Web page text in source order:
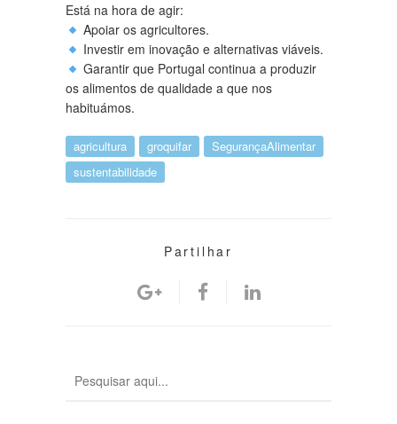
Está na hora de agir:
Apoiar os agricultores.
Investir em inovação e alternativas viáveis.
Garantir que Portugal continua a produzir
os alimentos de qualidade a que nos
habituámos.
agricultura groquifar
SegurançaAlimentar
sustentabilidade
Partilhar